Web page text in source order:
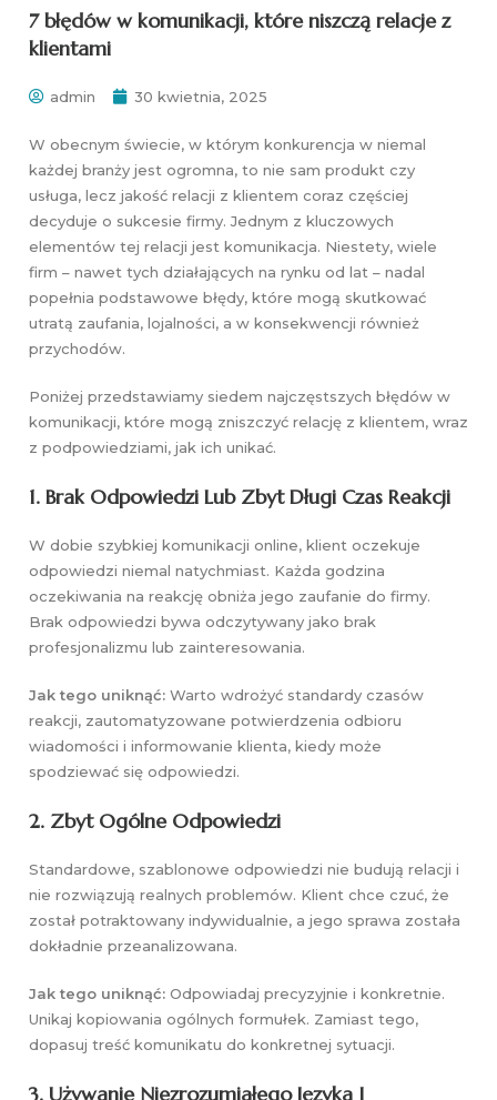
7 błędów w komunikacji, które niszczą relacje z
klientami
admin 30 kwietnia, 2025
W obecnym świecie, w którym konkurencja w niemal
każdej branży jest ogromna, to nie sam produkt czy
usługa, lecz jakość relacji z klientem coraz częściej
decyduje o sukcesie firmy. Jednym z kluczowych
elementów tej relacji jest komunikacja. Niestety, wiele
firm – nawet tych działających na rynku od lat – nadal
popełnia podstawowe błędy, które mogą skutkować
utratą zaufania, lojalności, a w konsekwencji również
przychodów.
Poniżej przedstawiamy siedem najczęstszych błędów w
komunikacji, które mogą zniszczyć relację z klientem, wraz
z podpowiedziami, jak ich unikać.
1. Brak Odpowiedzi Lub Zbyt Długi Czas Reakcji
W dobie szybkiej komunikacji online, klient oczekuje
odpowiedzi niemal natychmiast. Każda godzina
oczekiwania na reakcję obniża jego zaufanie do firmy.
Brak odpowiedzi bywa odczytywany jako brak
profesjonalizmu lub zainteresowania.
Jak tego uniknąć: Warto wdrożyć standardy czasów
reakcji, zautomatyzowane potwierdzenia odbioru
wiadomości i informowanie klienta, kiedy może
spodziewać się odpowiedzi.
2. Zbyt Ogólne Odpowiedzi
Standardowe, szablonowe odpowiedzi nie budują relacji i
nie rozwiązują realnych problemów. Klient chce czuć, że
został potraktowany indywidualnie, a jego sprawa została
dokładnie przeanalizowana.
Jak tego uniknąć: Odpowiadaj precyzyjnie i konkretnie.
Unikaj kopiowania ogólnych formułek. Zamiast tego,
dopasuj treść komunikatu do konkretnej sytuacji.
3. Używanie Niezrozumiałego Języka I